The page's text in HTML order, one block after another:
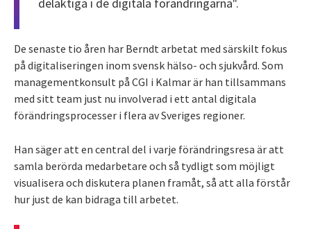
De senaste tio åren har Berndt arbetat med särskilt fokus
på digitaliseringen inom svensk hälso- och sjukvård. Som
managementkonsult på CGI i Kalmar är han tillsammans
med sitt team just nu involverad i ett antal digitala
förändringsprocesser i flera av Sveriges regioner.
Han säger att en central del i varje förändringsresa är att
samla berörda medarbetare och så tydligt som möjligt
visualisera och diskutera planen framåt, så att alla förstår
hur just de kan bidraga till arbetet.